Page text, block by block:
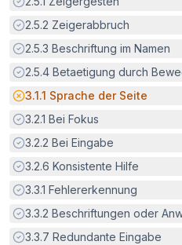
Erfüllt:
2.5.2 Zeigerabbruch
Erfüllt:
2.5.3 Beschriftung im Namen
Erfüllt:
2.5.4 Betaetigung durch
Potenzielle Barriere:
3.1.1 Sprache der Seite
Erfüllt:
3.2.1 Bei Fokus
Erfüllt:
3.2.2 Bei Eingabe
Erfüllt:
3.2.6 Konsistente Hilfe
Erfüllt:
3.3.1 Fehlererkennung
Erfüllt:
3.3.2 Beschriftungen oder
Erfüllt:
3.3.7 Redundante Eingabe